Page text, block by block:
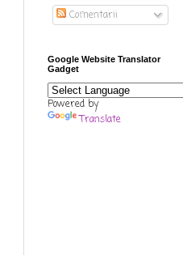
Comentarii
Google Website Translator
Gadget
Powered by
Translate